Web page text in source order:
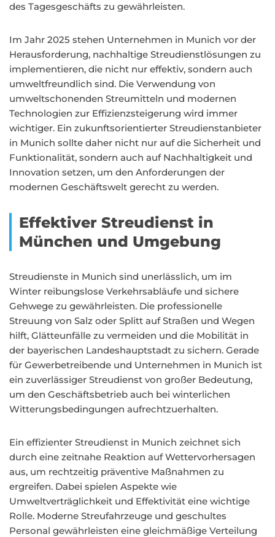
des Tagesgeschäfts zu gewährleisten.
Im Jahr 2025 stehen Unternehmen in Munich vor der
Herausforderung, nachhaltige Streudienstlösungen zu
implementieren, die nicht nur effektiv, sondern auch
umweltfreundlich sind. Die Verwendung von
umweltschonenden Streumitteln und modernen
Technologien zur Effizienzsteigerung wird immer
wichtiger. Ein zukunftsorientierter Streudienstanbieter
in Munich sollte daher nicht nur auf die Sicherheit und
Funktionalität, sondern auch auf Nachhaltigkeit und
Innovation setzen, um den Anforderungen der
modernen Geschäftswelt gerecht zu werden.
Effektiver Streudienst in
München und Umgebung
Streudienste in Munich sind unerlässlich, um im
Winter reibungslose Verkehrsabläufe und sichere
Gehwege zu gewährleisten. Die professionelle
Streuung von Salz oder Splitt auf Straßen und Wegen
hilft, Glätteunfälle zu vermeiden und die Mobilität in
der bayerischen Landeshauptstadt zu sichern. Gerade
für Gewerbetreibende und Unternehmen in Munich ist
ein zuverlässiger Streudienst von großer Bedeutung,
um den Geschäftsbetrieb auch bei winterlichen
Witterungsbedingungen aufrechtzuerhalten.
Ein effizienter Streudienst in Munich zeichnet sich
durch eine zeitnahe Reaktion auf Wettervorhersagen
aus, um rechtzeitig präventive Maßnahmen zu
ergreifen. Dabei spielen Aspekte wie
Umweltverträglichkeit und Effektivität eine wichtige
Rolle. Moderne Streufahrzeuge und geschultes
Personal gewährleisten eine gleichmäßige Verteilung